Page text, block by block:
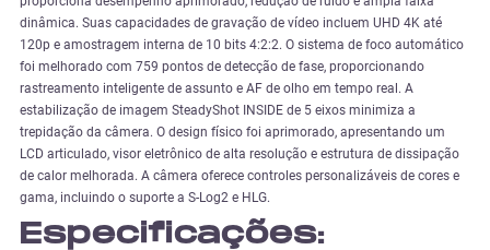
dinâmica. Suas capacidades de gravação de vídeo incluem UHD 4K até
120p e amostragem interna de 10 bits 4:2:2. O sistema de foco automático
foi melhorado com 759 pontos de detecção de fase, proporcionando
rastreamento inteligente de assunto e AF de olho em tempo real. A
estabilização de imagem SteadyShot INSIDE de 5 eixos minimiza a
trepidação da câmera. O design físico foi aprimorado, apresentando um
LCD articulado, visor eletrônico de alta resolução e estrutura de dissipação
de calor melhorada. A câmera oferece controles personalizáveis de cores e
gama, incluindo o suporte a S-Log2 e HLG.
Especificações: